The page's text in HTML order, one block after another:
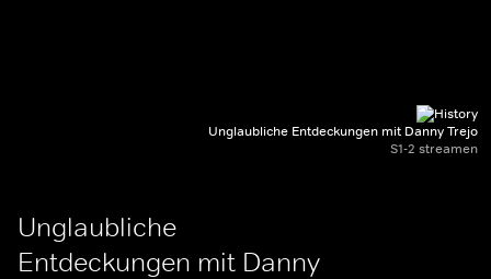
Unglaubliche Entdeckungen mit Danny Trejo
S1-2 streamen
Unglaubliche
Entdeckungen mit Danny